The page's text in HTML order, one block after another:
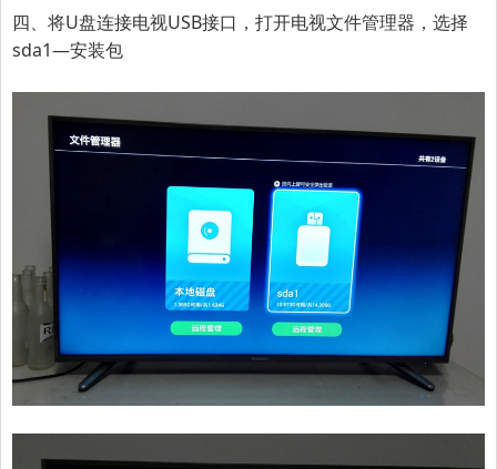
四、将U盘连接电视USB接口，打开电视文件管理器，选择
sda1—安装包